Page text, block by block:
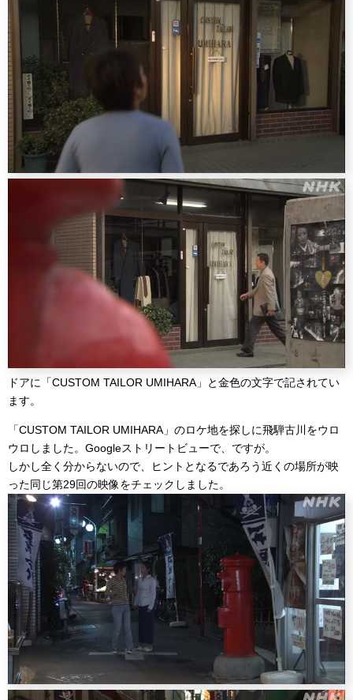
ドアに「CUSTOM TAILOR UMIHARA」と金色の文字で記されてい
ます。
「CUSTOM TAILOR UMIHARA」のロケ地を探しに飛騨古川をウロ
ウロしました。Googleストリートビューで、ですが。
しかし全く分からないので、ヒントとなるであろう近くの場所が映
った同じ第29回の映像をチェックしました。